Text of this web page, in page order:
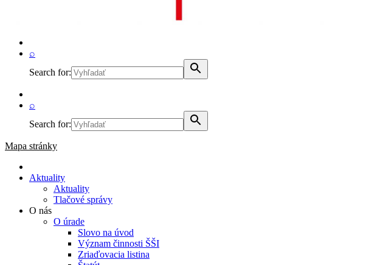
⌕
Search for:
⌕
Search for:
Mapa stránky
Aktuality
Aktuality
Tlačové správy
O nás
O úrade
Slovo na úvod
Význam činnosti ŠŠI
Zriaďovacia listina